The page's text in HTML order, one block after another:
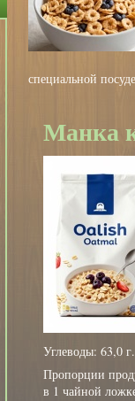
специальной
Манка
Углеводы: 63,0 г.
Пропорции
в 1 чайной